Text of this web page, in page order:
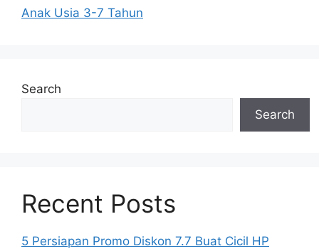
Anak Usia 3-7 Tahun
Search
Search
Recent Posts
5 Persiapan Promo Diskon 7.7 Buat Cicil HP